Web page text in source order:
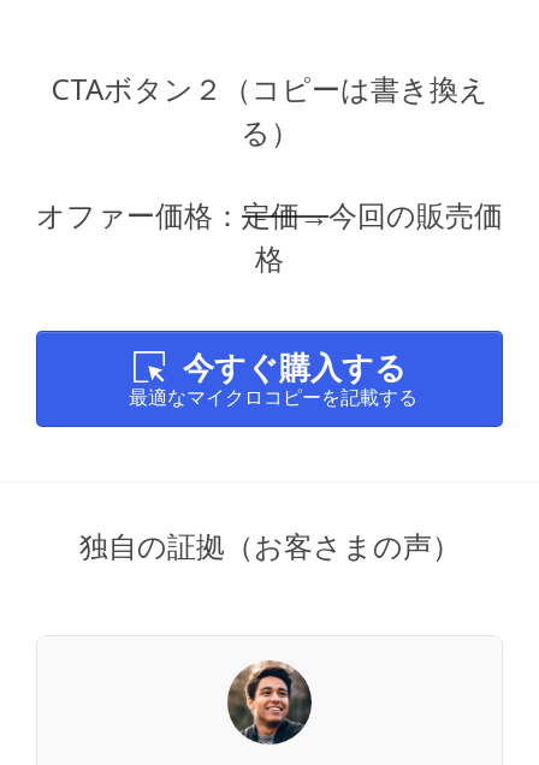
CTAボタン２（コピーは書き換え
る）
オファー価格： 定価→今回の販売価
格
今すぐ購入する
最適なマイクロコピーを記載する
独自の証拠（お客さまの声）